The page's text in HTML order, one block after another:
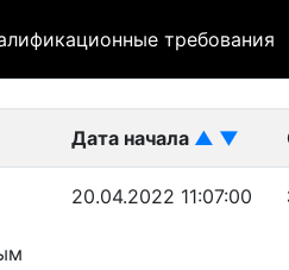
требования
Дата начала ▲ ▼
20.04.2022 11:07:00